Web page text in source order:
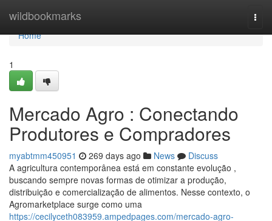
wildbookmarks
Home
Home
1
Mercado Agro : Conectando
Produtores e Compradores
myabtmm450951 269 days ago News
Discuss
A agricultura contemporânea está em constante evolução ,
buscando sempre novas formas de otimizar a produção,
distribuição e comercialização de alimentos. Nesse contexto, o
Agromarketplace surge como uma
https://cecilyceth083959.ampedpages.com/mercado-agro-